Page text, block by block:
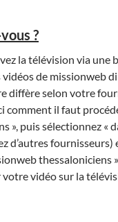
?
la télévision via une
vidéos de missionweb
diffère selon votre
comment il faut
», puis sélectionnez «
d’autres fournisseurs)
thessaloniciens
vidéo sur la